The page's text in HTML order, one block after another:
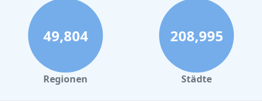
49,804
Regionen
208,995
Städte